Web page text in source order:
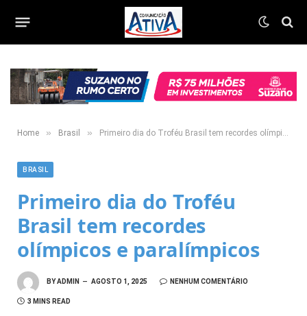
Home » Brasil » Primeiro dia do Troféu Brasil tem recordes olímpicos e paralímpicos
BRASIL
Primeiro dia do Troféu
Brasil tem recordes
olímpicos e paralímpicos
BYADMIN AGOSTO 1, 2025 NENHUM COMENTÁRIO
3 MINS READ